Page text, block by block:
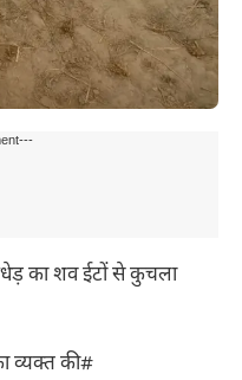
का शव ईटों से कुचला
व्यक्त की#